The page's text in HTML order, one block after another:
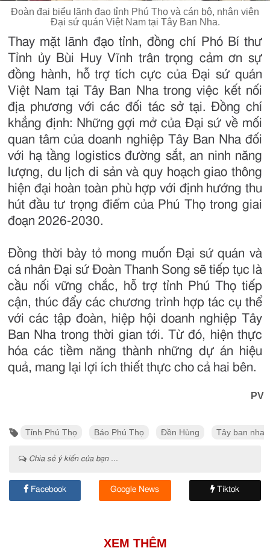
Đoàn đại biểu lãnh đạo tỉnh Phú Thọ và cán bộ, nhân viên
Đại sứ quán Việt Nam tại Tây Ban Nha.
Thay mặt lãnh đạo tỉnh, đồng chí Phó Bí thư
Tỉnh ủy Bùi Huy Vĩnh trân trọng cảm ơn sự
đồng hành, hỗ trợ tích cực của Đại sứ quán
Việt Nam tại Tây Ban Nha trong việc kết nối
địa phương với các đối tác sở tại. Đồng chí
khẳng định: Những gợi mở của Đại sứ về mối
quan tâm của doanh nghiệp Tây Ban Nha đối
với hạ tầng logistics đường sắt, an ninh năng
lượng, du lịch di sản và quy hoạch giao thông
hiện đại hoàn toàn phù hợp với định hướng thu
hút đầu tư trọng điểm của Phú Thọ trong giai
đoạn 2026-2030.
Đồng thời bày tỏ mong muốn Đại sứ quán và
cá nhân Đại sứ Đoàn Thanh Song sẽ tiếp tục là
cầu nối vững chắc, hỗ trợ tỉnh Phú Thọ tiếp
cận, thúc đẩy các chương trình hợp tác cụ thể
với các tập đoàn, hiệp hội doanh nghiệp Tây
Ban Nha trong thời gian tới. Từ đó, hiện thực
hóa các tiềm năng thành những dự án hiệu
quả, mang lại lợi ích thiết thực cho cả hai bên.
PV
Tỉnh Phú Thọ Báo Phú Thọ Đền Hùng Tây ban nha
Chia sẻ ý kiến của bạn ...
Facebook Google News Tiktok
XEM THÊM